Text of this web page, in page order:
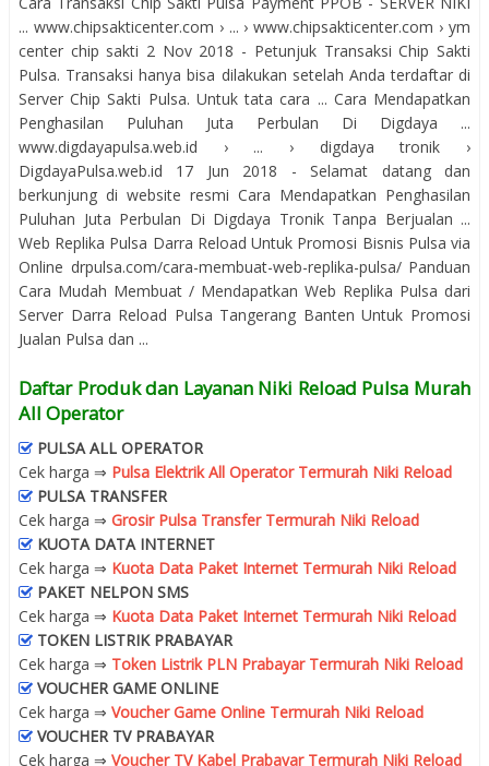
... www.chipsakticenter.com › ... › www.chipsakticenter.com › ym
center chip sakti 2 Nov 2018 - Petunjuk Transaksi Chip Sakti
Pulsa. Transaksi hanya bisa dilakukan setelah Anda terdaftar di
Server Chip Sakti Pulsa. Untuk tata cara ... Cara Mendapatkan
Penghasilan Puluhan Juta Perbulan Di Digdaya ...
www.digdayapulsa.web.id › ... › digdaya tronik ›
DigdayaPulsa.web.id 17 Jun 2018 - Selamat datang dan
berkunjung di website resmi Cara Mendapatkan Penghasilan
Puluhan Juta Perbulan Di Digdaya Tronik Tanpa Berjualan ...
Web Replika Pulsa Darra Reload Untuk Promosi Bisnis Pulsa via
Online drpulsa.com/cara-membuat-web-replika-pulsa/ Panduan
Cara Mudah Membuat / Mendapatkan Web Replika Pulsa dari
Server Darra Reload Pulsa Tangerang Banten Untuk Promosi
Jualan Pulsa dan ...
Daftar Produk dan Layanan Niki Reload Pulsa Murah
All Operator
PULSA ALL OPERATOR
Cek harga ⇒ Pulsa Elektrik All Operator Termurah Niki Reload
PULSA TRANSFER
Cek harga ⇒ Grosir Pulsa Transfer Termurah Niki Reload
KUOTA DATA INTERNET
Cek harga ⇒ Kuota Data Paket Internet Termurah Niki Reload
PAKET NELPON SMS
Cek harga ⇒ Kuota Data Paket Internet Termurah Niki Reload
TOKEN LISTRIK PRABAYAR
Cek harga ⇒ Token Listrik PLN Prabayar Termurah Niki Reload
VOUCHER GAME ONLINE
Cek harga ⇒ Voucher Game Online Termurah Niki Reload
VOUCHER TV PRABAYAR
Cek harga ⇒ Voucher TV Kabel Prabayar Termurah Niki Reload